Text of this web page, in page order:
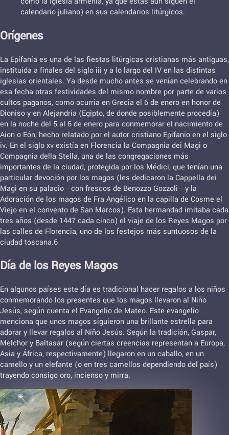
calendario juliano) en sus calendarios litúrgicos.
Orígenes
La Epifanía es una de las fiestas litúrgicas cristianas más antiguas,
instituida a finales del siglo iii y a lo largo del IV en las distintas
iglesias orientales. Ya desde mucho antes se venían celebrando en
esa fecha otras festividades del mismo nombre por parte de varios
cultos paganos, como ocurría en Grecia el 6 de enero en honor de
Dioniso y en Alejandría (Egipto, de donde posiblemente procedía)
en la noche del 5 al 6 de enero para conmemorar el nacimiento de
Aion o Eón, hecho relatado por el autor cristiano Epifanio en el siglo
iv. En el siglo xv existía en Florencia la Compagnia dei Magi o
Compagnia della Stella, una de las congregaciones más
importantes de la ciudad, protegida por los Médici, que tenían una
particular devoción por los magos (les dedicaron la Cappella dei
Magi en su palacio –con frescos de Benozzo Gozzoli– y la
Adoración de los magos de Fra Angélico en la capilla de Cosme el
Viejo en el convento de San Marcos). Esta hermandad imitaba cada
tres años (desde 1447 cada cinco) el viaje de los Reyes Magos por
las calles de Florencia, uno de los festejos más suntuosos de la
ciudad toscana.6
Día de los Reyes Magos
En algunos países este día es tradicional hacer regalos a los niños
conmemorando los presentes que los magos llevaron al Niño
Jesús, según cuenta el Evangelio de Mateo. Este evangelio
menciona que unos magos siguieron una brillante estrella para
adorar y llevar regalos al Niño Jesús. Según la tradición, Gaspar,
Melchor y Baltasar (según ciertas creencias representan a Europa,
Asia y África, respectivamente) llegaron en un caballo, en un
camello y un elefante (o en tres camellos dependiendo del país)
trayendo consigo oro, incienso y mirra.